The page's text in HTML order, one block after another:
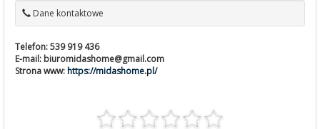
Dane kontaktowe
Telefon:539 919 436
E-mail: biuromidashome@gmail.com
Strona www: https://midashome.pl/